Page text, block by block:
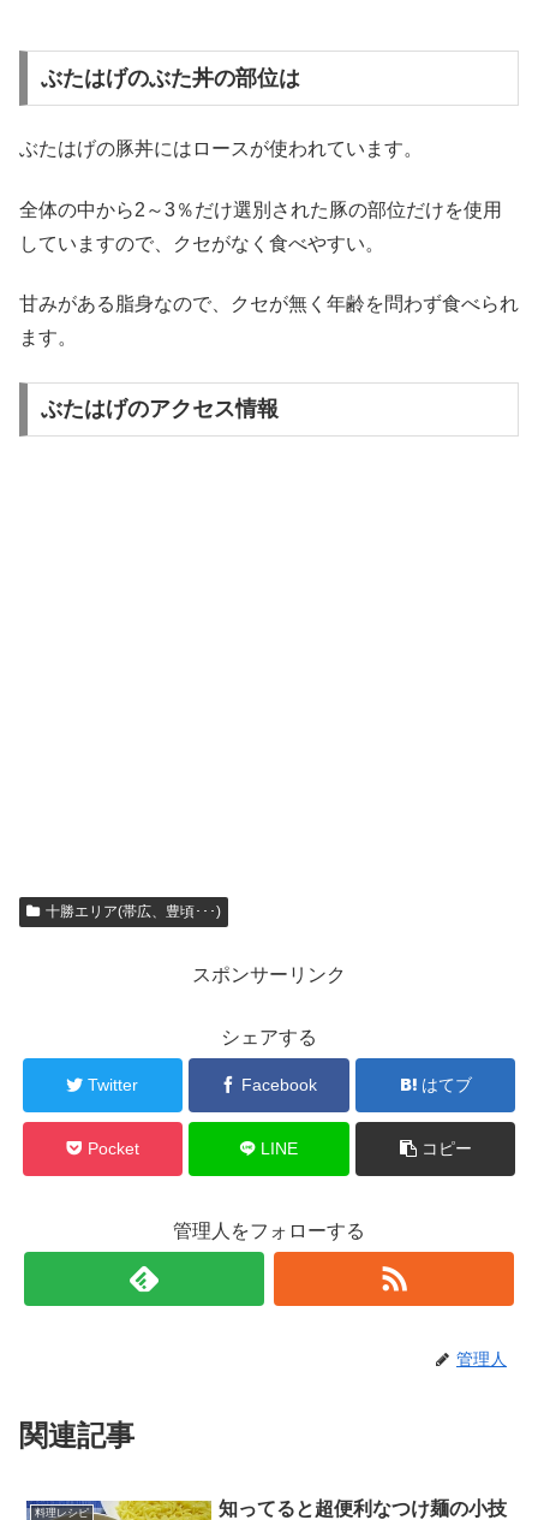
ぶたはげのぶた丼の部位は
ぶたはげの豚丼にはロースが使われています。
全体の中から2～3％だけ選別された豚の部位だけを使用
していますので、クセがなく食べやすい。
甘みがある脂身なので、クセが無く年齢を問わず食べられ
ます。
ぶたはげのアクセス情報
十勝エリア(帯広、豊頃･･･)
スポンサーリンク
シェアする
Twitter Facebook はてブ
Pocket LINE コピー
管理人をフォローする
管理人
関連記事
料理レシピ
知ってると超便利なつけ麺の小技